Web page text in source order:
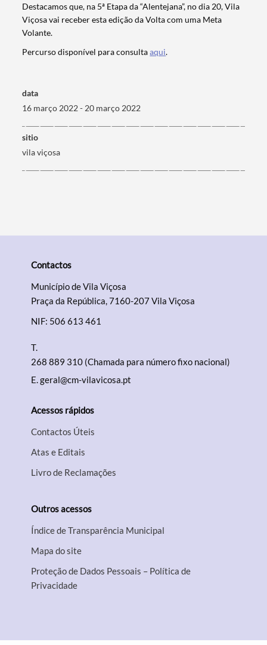
Categorias gerais
Filtros
Destacamos que, na 5ª Etapa da “Alentejana”, no dia 20, Vila
Viçosa vai receber esta edição da Volta com uma Meta
Volante.
Percurso disponível para consultaaqui.
data
16 março 2022 - 20 março 2022
sitio
vila viçosa
Contactos
Município de Vila Viçosa
Praça da República, 7160-207 Vila Viçosa
NIF: 506 613 461
T.
268 889 310 (Chamada para número fixo nacional)
E.geral@cm-vilavicosa.pt
Acessos rápidos
Contactos Úteis
Atas e Editais
Livro de Reclamações
Outros acessos
Índice de Transparência Municipal
Mapa do site
Proteção de Dados Pessoais – Política de
Privacidade